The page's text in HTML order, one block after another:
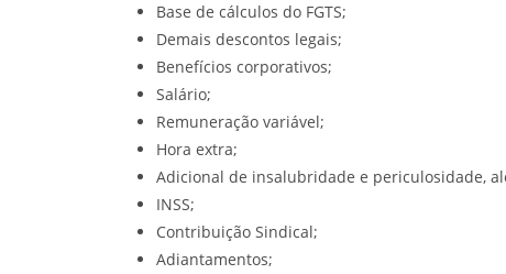
Base de cálculos do FGTS;
Demais descontos legais;
Benefícios corporativos;
Salário;
Remuneração variável;
Hora extra;
Adicional de insalubridade e periculosidade,
INSS;
Contribuição Sindical;
Adiantamentos;